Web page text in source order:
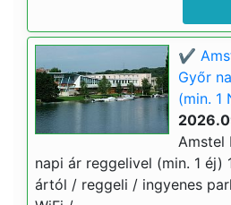
✔️
Győr
(min. 1
Amstel
napi ár reggelivel (min. 1 éj)
ártól / reggeli / ingyenes